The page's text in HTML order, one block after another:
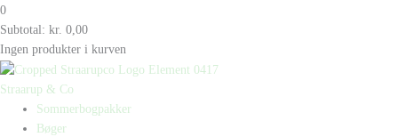
0
Subtotal: kr. 0,00
Ingen produkter i kurven
Straarup & Co
Sommerbogpakker
Bøger